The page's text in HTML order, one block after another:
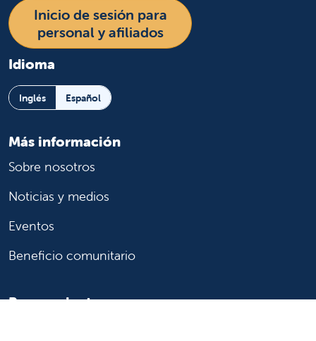
Inicio de sesión para
personal y afiliados
Idioma
Inglés Español
Más información
Sobre nosotros
Noticias y medios
Eventos
Beneficio comunitario
Para pacientes